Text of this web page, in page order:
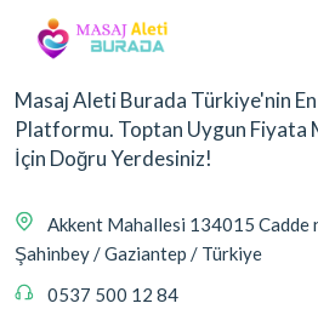
Masaj Aleti Burada Türkiye'nin
Platformu. Toptan Uygun Fiyata
İçin Doğru Yerdesiniz!
Akkent Mahallesi 134015 Cadde
Şahinbey / Gaziantep / Türkiye
0537 500 12 84